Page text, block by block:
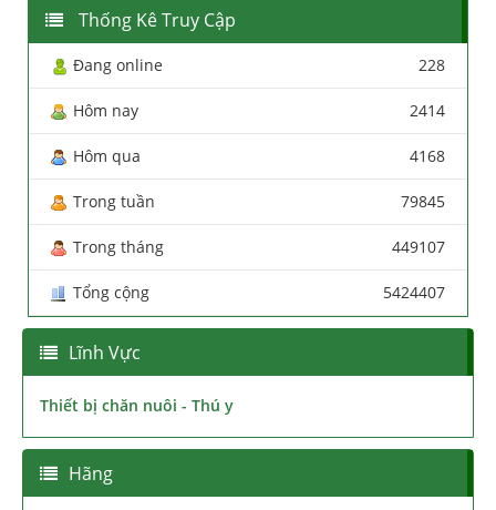
Thống Kê Truy Cập
Đang online 228
Hôm nay 2414
Hôm qua 4168
Trong tuần 79845
Trong tháng 449107
Tổng cộng 5424407
Lĩnh Vực
Thiết bị chăn nuôi - Thú y
Hãng